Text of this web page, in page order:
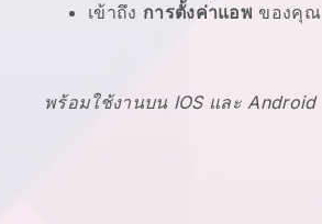
เข้าถึง การตั้งค่าแอพ ของคุณ
พร้อมใช้งานบน IOS และ Android